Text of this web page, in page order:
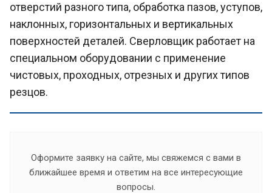
отверстий разного типа, обработка пазов, уступов,
наклонных, горизонтальных и вертикальных
поверхностей деталей. Сверловщик работает на
специальном оборудовании с применение
чистовых, проходных, отрезных и других типов
резцов.
Оформите заявку на сайте, мы свяжемся с вами в
ближайшее время и ответим на все интересующие
вопросы.